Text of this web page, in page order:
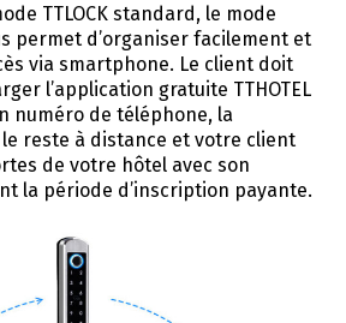
TTLOCK standard, le mode
permet d’organiser facilement et
via smartphone. Le client doit
l’application gratuite TTHOTEL
numéro de téléphone, la
reste à distance et votre client
de votre hôtel avec son
la période d’inscription payante.